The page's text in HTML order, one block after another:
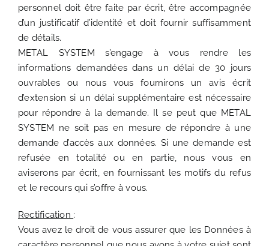
personnel doit être faite par écrit, être accompagnée
d’un justificatif d’identité et doit fournir suffisamment
de détails.
METAL SYSTEM s’engage à vous rendre les
informations demandées dans un délai de 30 jours
ouvrables ou nous vous fournirons un avis écrit
d’extension si un délai supplémentaire est nécessaire
pour répondre à la demande. Il se peut que METAL
SYSTEM ne soit pas en mesure de répondre à une
demande d’accès aux données. Si une demande est
refusée en totalité ou en partie, nous vous en
aviserons par écrit, en fournissant les motifs du refus
et le recours qui s’offre à vous.
Rectification :
Vous avez le droit de vous assurer que les Données à